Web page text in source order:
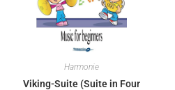
Harmonie
Viking-Suite (Suite in Four